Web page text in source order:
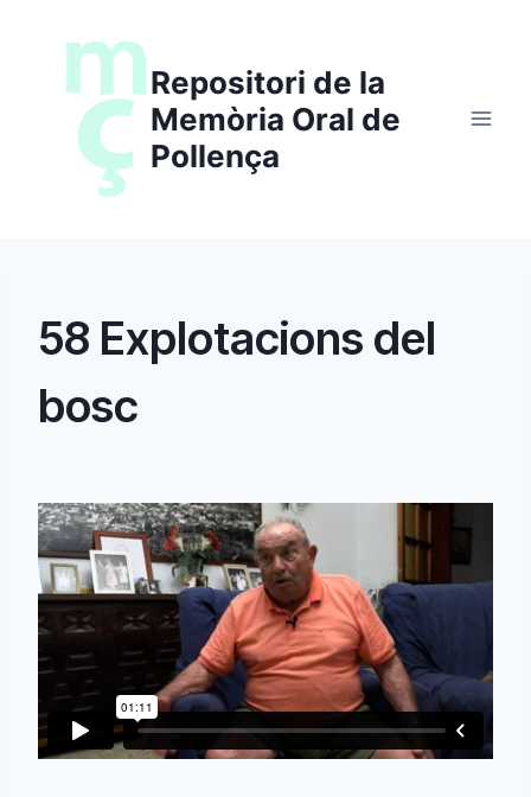
Repositori de la
Memòria Oral de
Pollença
58 Explotacions del
bosc